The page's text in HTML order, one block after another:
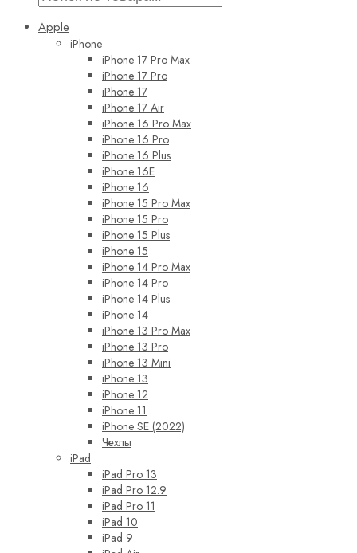
Apple
iPhone
iPhone 17 Pro Max
iPhone 17 Pro
iPhone 17
iPhone 17 Air
iPhone 16 Pro Max
iPhone 16 Pro
iPhone 16 Plus
iPhone 16E
iPhone 16
iPhone 15 Pro Max
iPhone 15 Pro
iPhone 15 Plus
iPhone 15
iPhone 14 Pro Max
iPhone 14 Pro
iPhone 14 Plus
iPhone 14
iPhone 13 Pro Max
iPhone 13 Pro
iPhone 13 Mini
iPhone 13
iPhone 12
iPhone 11
iPhone SE (2022)
Чехлы
iPad
iPad Pro 13
iPad Pro 12.9
iPad Pro 11
iPad 10
iPad 9